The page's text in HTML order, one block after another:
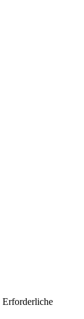
Erforderliche